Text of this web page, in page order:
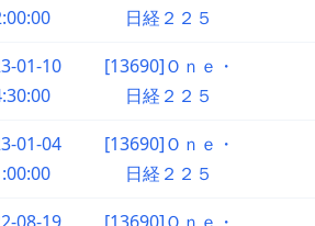
日経２２５
01-10
[13690]Ｏｎｅ・
日経２２５
01-04
[13690]Ｏｎｅ・
日経２２５